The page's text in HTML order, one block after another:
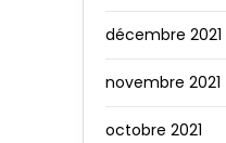
décembre 2021
novembre 2021
octobre 2021